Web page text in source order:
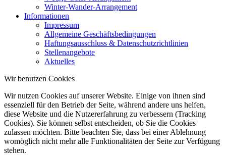
Winter-Wander-Arrangement
Informationen
Impressum
Allgemeine Geschäftsbedingungen
Haftungsausschluss & Datenschutzrichtlinien
Stellenangebote
Aktuelles
Wir benutzen Cookies
Wir nutzen Cookies auf unserer Website. Einige von ihnen sind
essenziell für den Betrieb der Seite, während andere uns helfen,
diese Website und die Nutzererfahrung zu verbessern (Tracking
Cookies). Sie können selbst entscheiden, ob Sie die Cookies
zulassen möchten. Bitte beachten Sie, dass bei einer Ablehnung
womöglich nicht mehr alle Funktionalitäten der Seite zur Verfügung
stehen.